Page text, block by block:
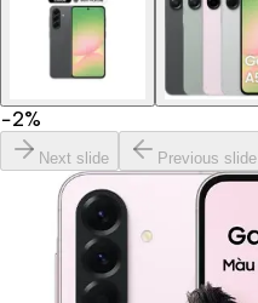
−2%
Next slide Previous slide